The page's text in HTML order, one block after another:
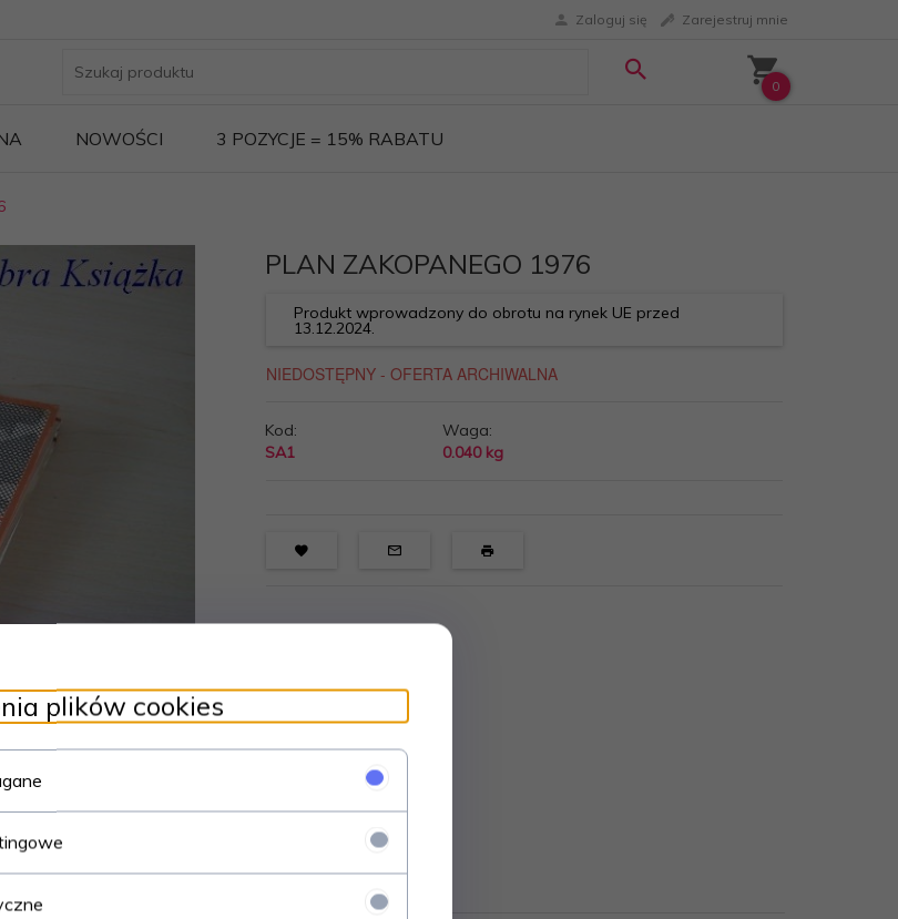
Zaloguj się Zarejestruj mnie
0
NOWOŚCI 3 POZYCJE = 15% RABATU
PLAN ZAKOPANEGO 1976
Produkt wprowadzony do obrotu na rynek UE przed
13.12.2024.
Kod:
SA1
Waga:
0.040 kg
plików cookies